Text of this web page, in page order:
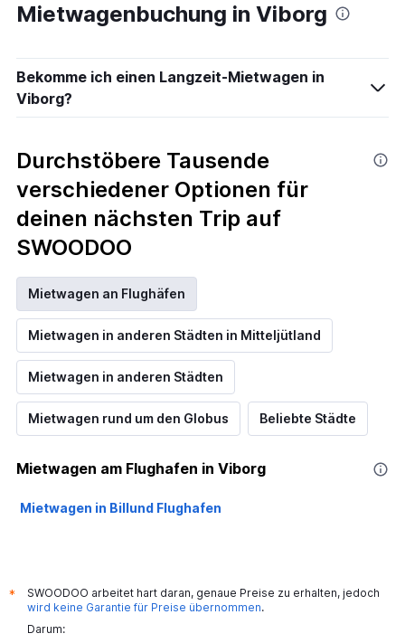
Mietwagenbuchung in Viborg
Bekomme ich einen Langzeit-Mietwagen in
Viborg?
Durchstöbere Tausende
verschiedener Optionen für
deinen nächsten Trip auf
SWOODOO
Mietwagen an Flughäfen
Mietwagen in anderen Städten in Mitteljütland
Mietwagen in anderen Städten
Mietwagen rund um den Globus Beliebte Städte
Mietwagen am Flughafen in Viborg
Mietwagen in Billund Flughafen
*
SWOODOO arbeitet hart daran, genaue Preise zu erhalten, jedoch
wird keine Garantie für Preise übernommen.
Darum: